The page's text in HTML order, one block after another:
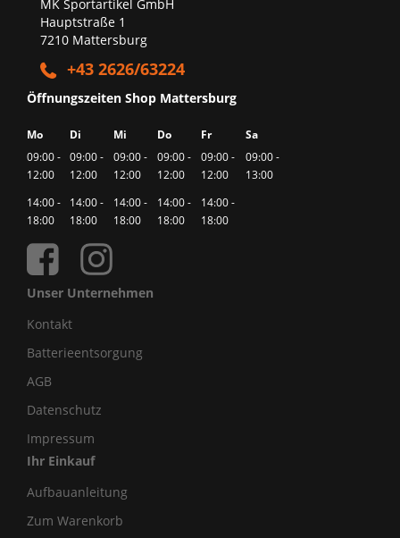
MK Sportartikel GmbH
Hauptstraße 1
7210 Mattersburg
+43 2626/63224
Öffnungszeiten Shop Mattersburg
Mo Di Mi Do Fr
Sa
09:00 -
12:00
09:00 -
12:00
09:00 -
12:00
09:00 -
12:00
09:00 -
12:00
09:00 -
13:00
14:00 -
18:00
14:00 -
18:00
14:00 -
18:00
14:00 -
18:00
14:00 -
18:00
Unser Unternehmen
Kontakt
Batterieentsorgung
AGB
Datenschutz
Impressum
Ihr Einkauf
Aufbauanleitung
Zum Warenkorb